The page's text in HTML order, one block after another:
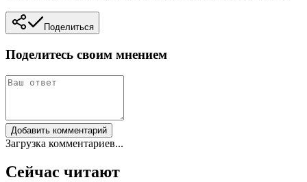
Поделиться
Поделитесь своим мнением
Добавить комментарий
Загрузка комментариев...
Сейчас читают